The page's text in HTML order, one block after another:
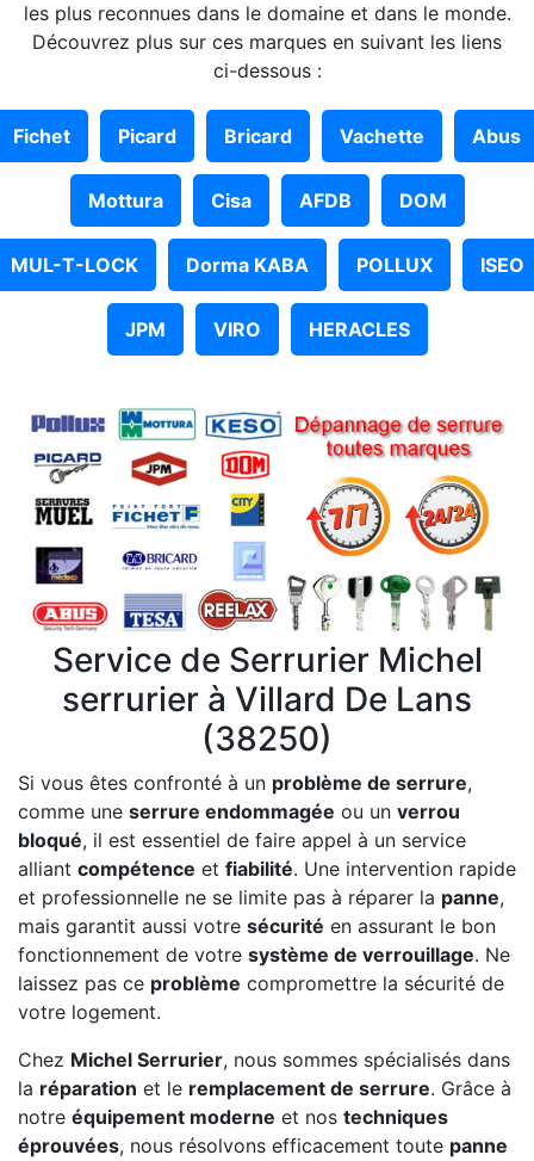
les plus reconnues dans le domaine et dans le monde.
Découvrez plus sur ces marques en suivant les liens
ci-dessous :
Fichet Picard Bricard Vachette Abus
Mottura Cisa AFDB DOM
MUL-T-LOCK Dorma KABA POLLUX ISEO
JPM VIRO HERACLES
Service de Serrurier Michel
serrurier à Villard De Lans
(38250)
Si vous êtes confronté à un problème de serrure,
comme une serrure endommagée ou un verrou
bloqué, il est essentiel de faire appel à un service
alliant compétence et fiabilité. Une intervention rapide
et professionnelle ne se limite pas à réparer la panne,
mais garantit aussi votre sécurité en assurant le bon
fonctionnement de votre système de verrouillage. Ne
laissez pas ce problème compromettre la sécurité de
votre logement.
Chez Michel Serrurier, nous sommes spécialisés dans
la réparation et le remplacement de serrure. Grâce à
notre équipement moderne et nos techniques
éprouvées, nous résolvons efficacement toute panne